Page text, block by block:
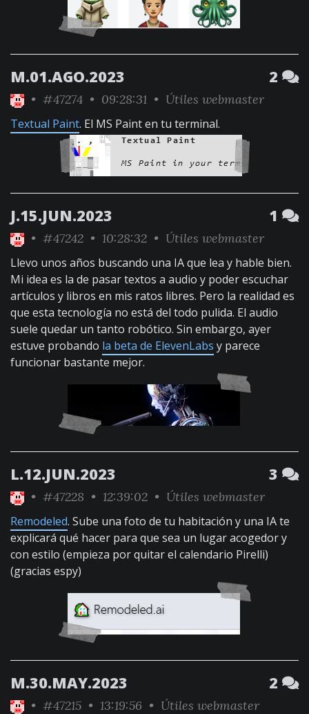
M.01.AGO.2023 2
• #47274 • 09:28:31 • Útiles webmaster
Textual Paint. El MS Paint en tu terminal.
J.15.JUN.2023 1
• #47242 • 10:28:32 • Útiles webmaster
Llevo unos años buscando una IA que lea y hable bien.
Mi idea es la de pasar textos a audio y poder escuchar
artículos y libros en mis ratos libres. Pero la realidad es
que esta tecnología no está del todo pulida. El audio
suele quedar un tanto robótico. Sin embargo, ayer
estuve probando la beta de ElevenLabs y parece
funcionar bastante mejor.
L.12.JUN.2023 3
• #47228 • 12:39:02 • Útiles webmaster
Remodeled. Sube una foto de tu habitación y una IA te
explicará qué hacer para que sea un lugar acogedor y
con estilo (empieza por quitar el calendario Pirelli)
(gracias espy)
M.30.MAY.2023 2
• #47215 • 13:19:56 • Útiles webmaster